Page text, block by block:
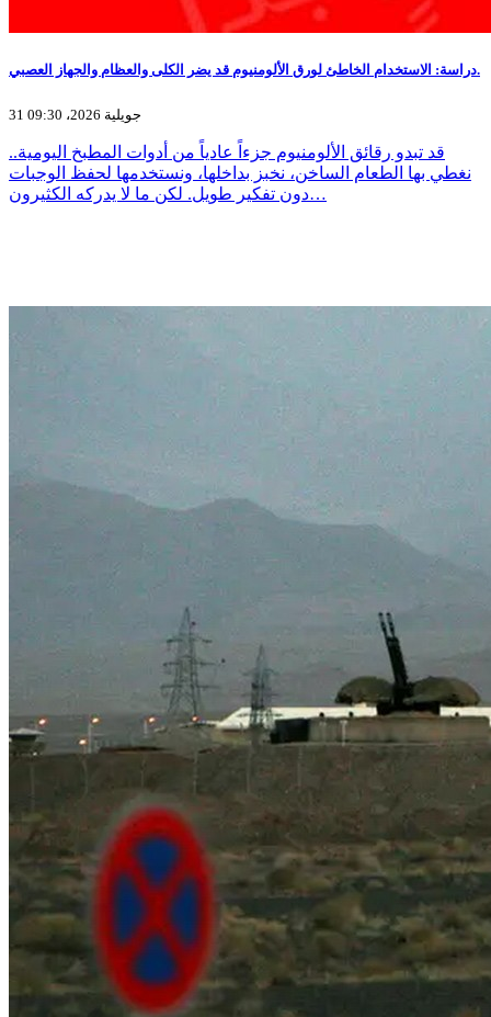
دراسة: الاستخدام الخاطئ لورق الألومنيوم قد يضر الكلى والعظام والجهاز العصبي.
31 جويلية 2026، 09:30
قد تبدو رقائق الألومنيوم جزءاً عادياً من أدوات المطبخ اليومية..
نغطي بها الطعام الساخن، نخبز بداخلها، ونستخدمها لحفظ الوجبات
دون تفكير طويل. لكن ما لا يدركه الكثيرون…